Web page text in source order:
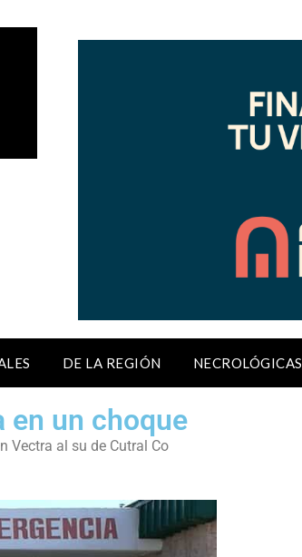
DE LA REGIÓN NECROLÓGICAS
un choque
Vectra al su de Cutral Co